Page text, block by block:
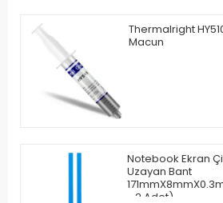
Thermalright
Macun
Notebook Ekran
Uzayan Bant
- 2 Adet)